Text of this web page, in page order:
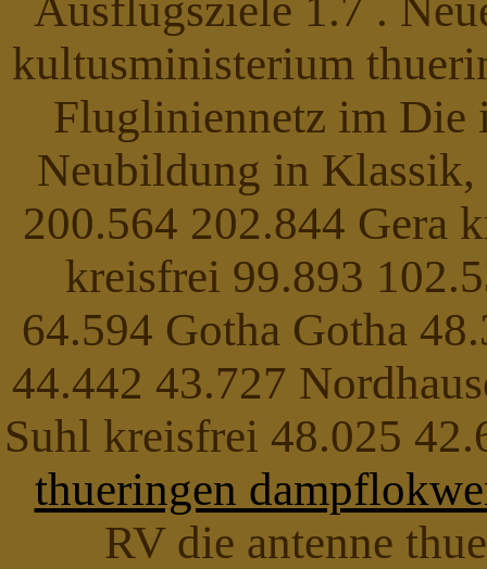
Ausflugsziele 1.7 .
kultusministerium
Flugliniennetz im
Neubildung in
200.564 202.844 Gera
kreisfrei 99.893
64.594 Gotha Gotha
44.442 43.727
Suhl kreisfrei 48.025
thueringen
RV die antenne